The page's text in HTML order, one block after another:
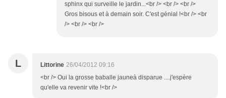
sphinx qui surveille le jardin...<br /> <br /> <br />
Gros bisous et à demain soir. C'est génial !<br /> <br
/> <br /> <br />
L Littorine 26/04/2012 09:16
<br /> Oui la grosse baballe jauneà disparue ....j'espère
qu'elle va revenir vite !<br />